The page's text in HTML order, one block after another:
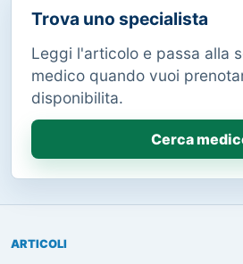
Trova uno specialista
Leggi l'articolo e passa alla
medico quando vuoi
disponibilita.
Cerca
ARTICOLI